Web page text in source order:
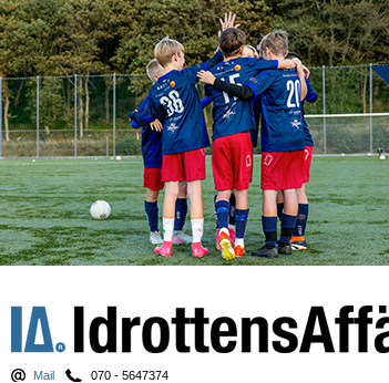
Mail 070 - 5647374